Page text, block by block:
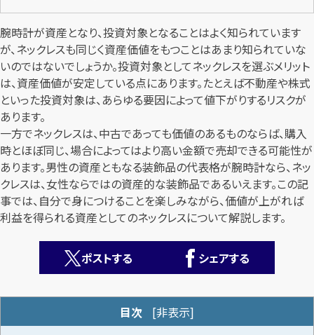
カンタン無料
最短1 分！今すぐ査定金額をお伝えいたします
まずはお電話で無料査定
腕時計が資産となり、投資対象となることはよく知られています
が、ネックレスも同じく資産価値をもつことはあまり知られていな
いのではないでしょうか。投資対象としてネックレスを選ぶメリット
は、資産価値が安定している点にあります。たとえば不動産や株式
といった投資対象は、あらゆる要因によって値下がりするリスクが
あります。
一方でネックレスは、中古であっても価値のあるものならば、購入
時とほぼ同じ、場合によってはより高い金額で売却できる可能性が
あります。男性の資産ともなる装飾品の代表格が腕時計なら、ネッ
クレスは、女性ならではの資産的な装飾品であるいえます。この記
事では、自分で身につけることを楽しみながら、価値が上がれば
利益を得られる資産としてのネックレスについて解説します。
ポストする シェアする
目次 [非表示]